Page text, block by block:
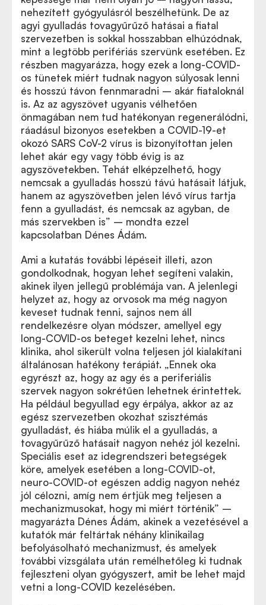
nehezített gyógyulásról beszélhetünk. De az
agyi gyulladás tovagyűrűző hatásai a fiatal
szervezetben is sokkal hosszabban elhúzódnak,
mint a legtöbb perifériás szervünk esetében. Ez
részben magyarázza, hogy ezek a long-COVID-
os tünetek miért tudnak nagyon súlyosak lenni
és hosszú távon fennmaradni – akár fiataloknál
is. Az az agyszövet ugyanis vélhetően
önmagában nem tud hatékonyan regenerálódni,
ráadásul bizonyos esetekben a COVID-19-et
okozó SARS CoV-2 vírus is bizonyítottan jelen
lehet akár egy vagy több évig is az
agyszövetekben. Tehát elképzelhető, hogy
nemcsak a gyulladás hosszú távú hatásait látjuk,
hanem az agyszövetben jelen lévő vírus tartja
fenn a gyulladást, és nemcsak az agyban, de
más szervekben is” – mondta ezzel
kapcsolatban Dénes Ádám.
Ami a kutatás további lépéseit illeti, azon
gondolkodnak, hogyan lehet segíteni valakin,
akinek ilyen jellegű problémája van. A jelenlegi
helyzet az, hogy az orvosok ma még nagyon
keveset tudnak tenni, sajnos nem áll
rendelkezésre olyan módszer, amellyel egy
long-COVID-os beteget kezelni lehet, nincs
klinika, ahol sikerült volna teljesen jól kialakítani
általánosan hatékony terápiát. „Ennek oka
egyrészt az, hogy az agy és a periferiális
szervek nagyon sokrétűen lehetnek érintettek.
Ha például begyullad egy érpálya, akkor az az
egész szervezetben okozhat szisztémás
gyulladást, és hiába múlik el a gyulladás, a
tovagyűrűző hatásait nagyon nehéz jól kezelni.
Speciális eset az idegrendszeri betegségek
köre, amelyek esetében a long-COVID-ot,
neuro-COVID-ot egészen addig nagyon nehéz
jól célozni, amíg nem értjük meg teljesen a
mechanizmusokat, hogy mi miért történik” –
magyarázta Dénes Ádám, akinek a vezetésével a
kutatók már feltártak néhány klinikailag
befolyásolható mechanizmust, és amelyek
további vizsgálata után remélhetőleg ki tudnak
fejleszteni olyan gyógyszert, amit be lehet majd
vetni a long-COVID kezelésében.